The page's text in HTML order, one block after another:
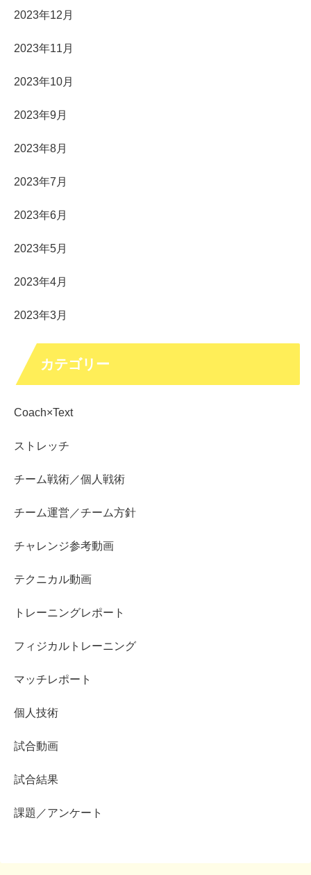
2023年12月
2023年11月
2023年10月
2023年9月
2023年8月
2023年7月
2023年6月
2023年5月
2023年4月
2023年3月
カテゴリー
Coach×Text
ストレッチ
チーム戦術／個人戦術
チーム運営／チーム方針
チャレンジ参考動画
テクニカル動画
トレーニングレポート
フィジカルトレーニング
マッチレポート
個人技術
試合動画
試合結果
課題／アンケート